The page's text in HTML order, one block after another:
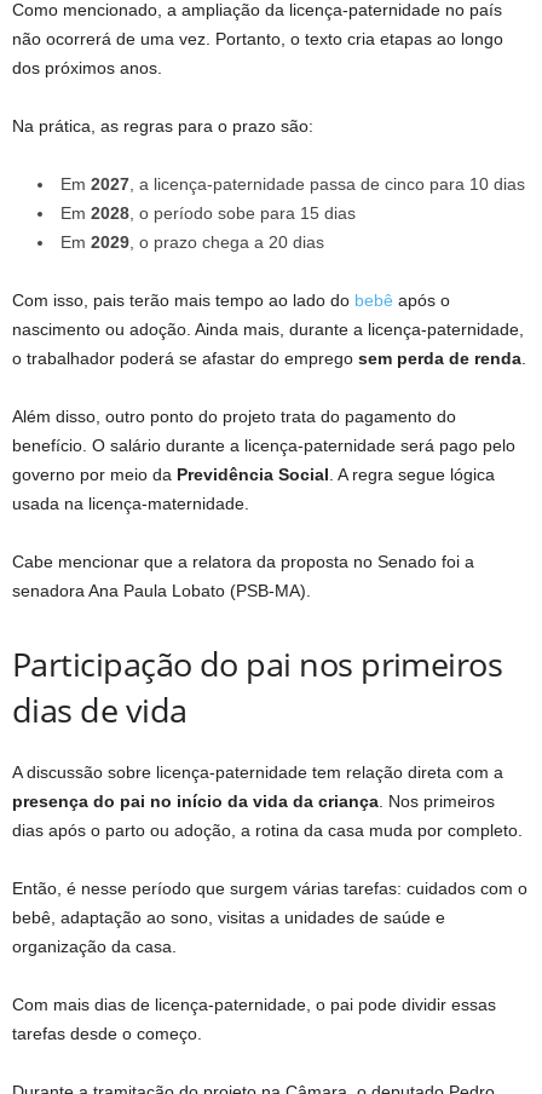
Como mencionado, a ampliação da licença-paternidade no país
não ocorrerá de uma vez. Portanto, o texto cria etapas ao longo
dos próximos anos.
Na prática, as regras para o prazo são:
Em 2027, a licença-paternidade passa de cinco para 10 dias
Em 2028, o período sobe para 15 dias
Em 2029, o prazo chega a 20 dias
Com isso, pais terão mais tempo ao lado do bebê após o
nascimento ou adoção. Ainda mais, durante a licença-paternidade,
o trabalhador poderá se afastar do emprego sem perda de renda.
Além disso, outro ponto do projeto trata do pagamento do
benefício. O salário durante a licença-paternidade será pago pelo
governo por meio da Previdência Social. A regra segue lógica
usada na licença-maternidade.
Cabe mencionar que a relatora da proposta no Senado foi a
senadora Ana Paula Lobato (PSB-MA).
Participação do pai nos primeiros
dias de vida
A discussão sobre licença-paternidade tem relação direta com a
presença do pai no início da vida da criança. Nos primeiros
dias após o parto ou adoção, a rotina da casa muda por completo.
Então, é nesse período que surgem várias tarefas: cuidados com o
bebê, adaptação ao sono, visitas a unidades de saúde e
organização da casa.
Com mais dias de licença-paternidade, o pai pode dividir essas
tarefas desde o começo.